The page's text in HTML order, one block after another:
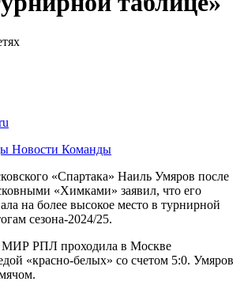
Новости Команды
«Спартака» Наиль Умяров после
«Химками» заявил, что его
на более высокое место в турнирной
сезона‑2024/25.
МИР РПЛ проходила в Москве
«красно‑белых» со счетом 5:0. Умяров